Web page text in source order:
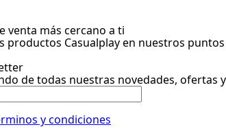
venta más cercano a ti
productos Casualplay en nuestros
de todas nuestras novedades, ofertas
y condiciones